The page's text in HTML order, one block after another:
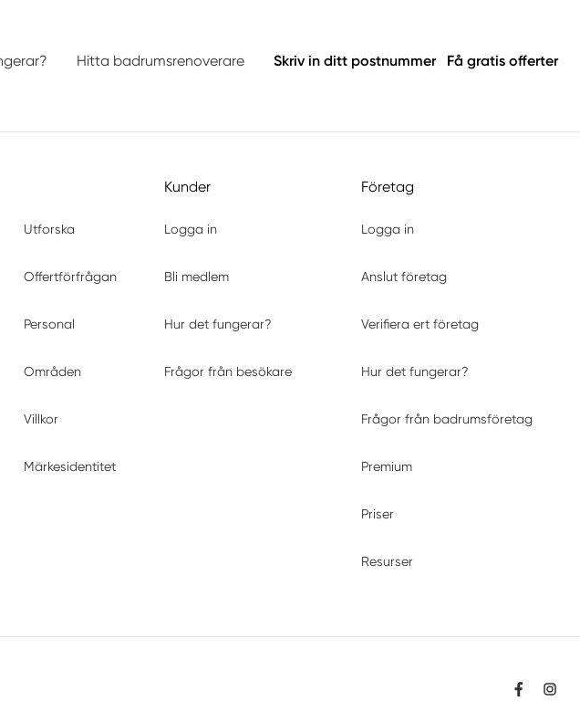
Hitta badrumsrenoverare Skriv in ditt postnummer Få gratis offerter
Utforska
Offertförfrågan
Personal
Områden
Villkor
Märkesidentitet
Kunder
Logga in
Bli medlem
Hur det fungerar?
Frågor från besökare
Företag
Logga in
Anslut företag
Verifiera ert företag
Hur det fungerar?
Frågor från badrumsföretag
Premium
Priser
Resurser